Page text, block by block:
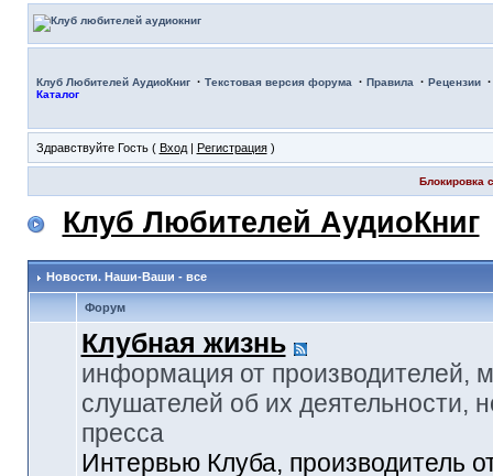
Клуб Любителей АудиоКниг· Текстовая версия форума · Правила · Рецензии
Каталог
Здравствуйте Гость ( Вход| Регистрация)
Блокировка
Клуб Любителей АудиоКниг
Новости. Наши-Ваши - все
Форум
Клубная жизнь
информация от производителей,
слушателей об их деятельности,
пресса
Интервью Клуба, производитель